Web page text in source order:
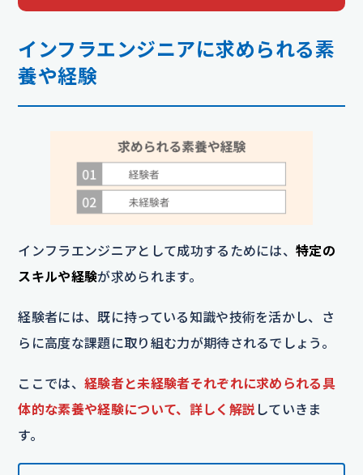
インフラエンジニアに求められる素
養や経験
インフラエンジニアとして成功するためには、特定の
スキルや経験が求められます。
経験者には、既に持っている知識や技術を活かし、さ
らに高度な課題に取り組む力が期待されるでしょう。
ここでは、 経験者と未経験者それぞれに求められる具
体的な素養や経験について、詳しく解説 していきま
す。